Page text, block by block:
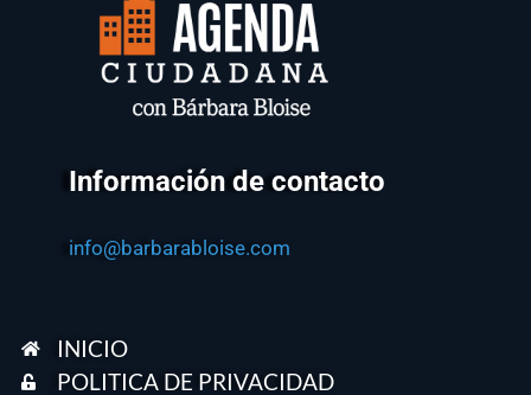
Información de contacto
info@barbarabloise.com
INICIO
POLITICA DE PRIVACIDAD